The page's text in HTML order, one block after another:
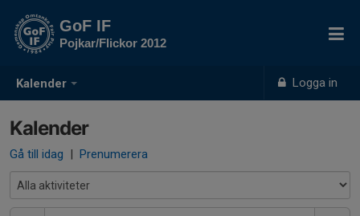
Kalender Logga in
GoF IF
Pojkar/Flickor 2012
Kalender
Gå till idag | Prenumerera